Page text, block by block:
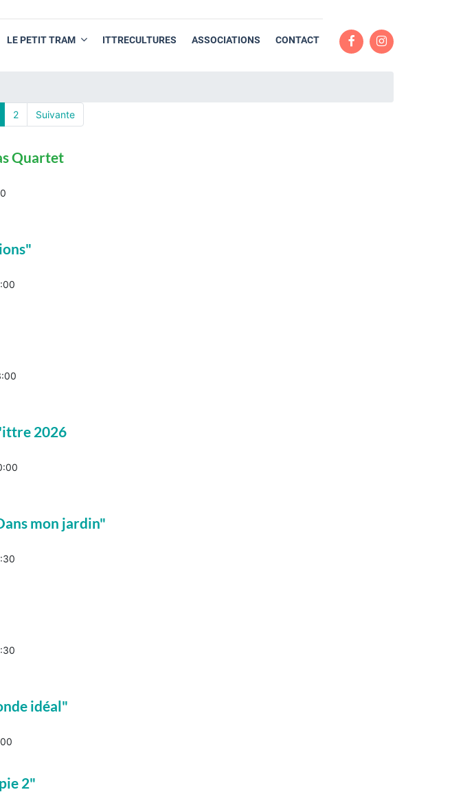
LE PETIT TRAM ITTRECULTURES ASSOCIATIONS CONTACT
2 Suivante
Quartet
2026
mon jardin"
idéal"
2"